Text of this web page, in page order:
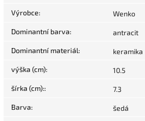
Výrobce: Wenko
Dominantní barva: antracit
Dominantní materiál: keramika
výška (cm): 10.5
šírka (cm):: 7.3
Barva: šedá